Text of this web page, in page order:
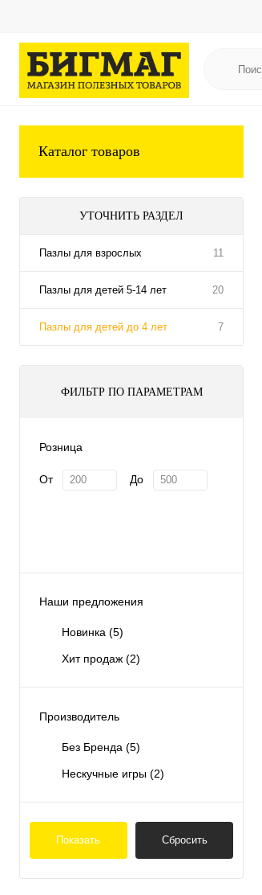
Каталог товаров
УТОЧНИТЬ РАЗДЕЛ
Пазлы для взрослых 11
Пазлы для детей 5-14 лет 20
Пазлы для детей до 4 лет 7
ФИЛЬТР ПО ПАРАМЕТРАМ
Розница
От До
Наши предложения
Новинка (5)
Хит продаж (2)
Производитель
Без Бренда (5)
Нескучные игры (2)
Показать Сбросить